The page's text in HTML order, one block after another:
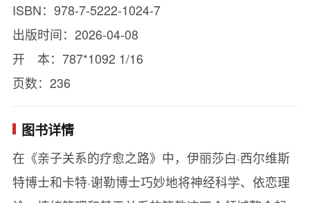
ISBN：978-7-5222-1024-7
出版时间：2026-04-08
开 本：787*1092 1/16
页数：236
图书详情
在《亲子关系的疗愈之路》中，伊丽莎白·西尔维斯
特博士和卡特·谢勒博士巧妙地将神经科学、依恋理